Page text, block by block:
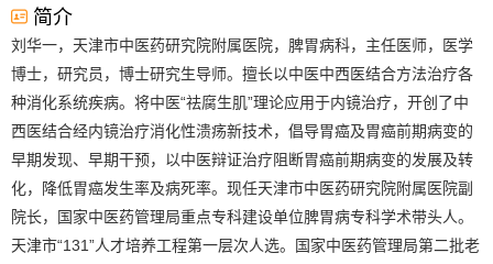
简介
刘华一，天津市中医药研究院附属医院，脾胃病科，主任医师，医学
博士，研究员，博士研究生导师。擅长以中医中西医结合方法治疗各
种消化系统疾病。将中医“祛腐生肌”理论应用于内镜治疗，开创了中
西医结合经内镜治疗消化性溃疡新技术，倡导胃癌及胃癌前期病变的
早期发现、早期干预，以中医辩证治疗阻断胃癌前期病变的发展及转
化，降低胃癌发生率及病死率。现任天津市中医药研究院附属医院副
院长，国家中医药管理局重点专科建设单位脾胃病专科学术带头人。
天津市“131”人才培养工程第一层次人选。国家中医药管理局第二批老